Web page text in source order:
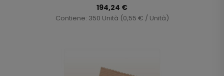
194,24 €
Contiene: 350 Unità (0,55 € / Unità)